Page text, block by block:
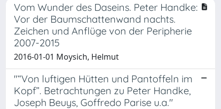
Vom Wunder des Daseins. Peter Handke:
Vor der Baumschattenwand nachts.
Zeichen und Anflüge von der Peripherie
2007-2015
2016-01-01 Moysich, Helmut
"“Von luftigen Hütten und Pantoffeln im
Kopf”. Betrachtungen zu Peter Handke,
Joseph Beuys, Goffredo Parise u.a."